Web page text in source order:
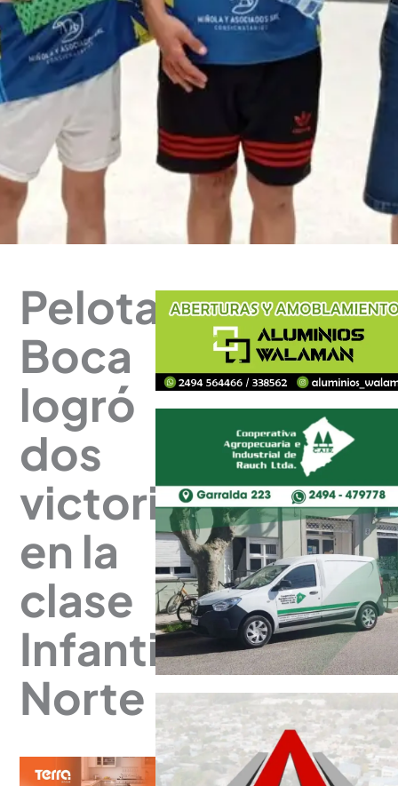
Pelota:
Boca
logró
dos
victorias
en la
clase
Infantiles
Norte